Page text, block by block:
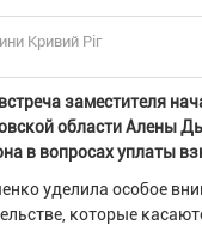
Кривий Ріг
заместителя
области Алены
в вопросах уплаты
уделила особое
которые